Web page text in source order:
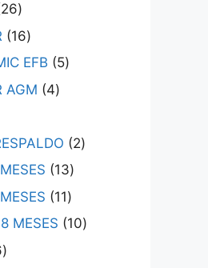
26
16
EFB
5
AGM
4
2
13
11
MESES
10